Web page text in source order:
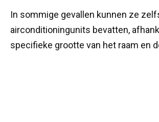
In sommige gevallen kunnen ze
airconditioningunits bevatten,
specifieke grootte van het raam en